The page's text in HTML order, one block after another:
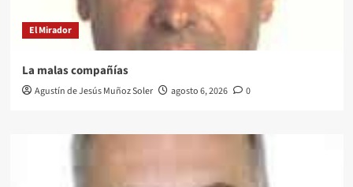
El Mirador
La malas compañías
Agustín de Jesús Muñoz Soler agosto 6, 2026 0